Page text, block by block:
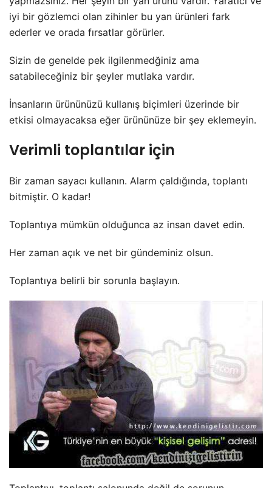
iyi bir gözlemci olan zihinler bu yan ürünleri fark
ederler ve orada fırsatlar görürler.
Sizin de genelde pek ilgilenmedğiniz ama
satabileceğiniz bir şeyler mutlaka vardır.
İnsanların ürününüzü kullanış biçimleri üzerinde bir
etkisi olmayacaksa eğer ürününüze bir şey eklemeyin.
Verimli toplantılar için
Bir zaman sayacı kullanın. Alarm çaldığında, toplantı
bitmiştir. O kadar!
Toplantıya mümkün olduğunca az insan davet edin.
Her zaman açık ve net bir gündeminiz olsun.
Toplantıya belirli bir sorunla başlayın.